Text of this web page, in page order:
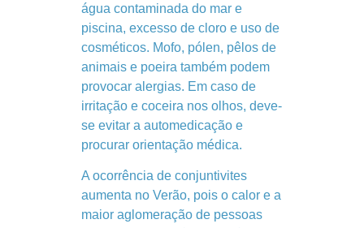
água contaminada do mar e
piscina, excesso de cloro e uso de
cosméticos. Mofo, pólen, pêlos de
animais e poeira também podem
provocar alergias. Em caso de
irritação e coceira nos olhos, deve-
se evitar a automedicação e
procurar orientação médica.
A ocorrência de conjuntivites
aumenta no Verão, pois o calor e a
maior aglomeração de pessoas